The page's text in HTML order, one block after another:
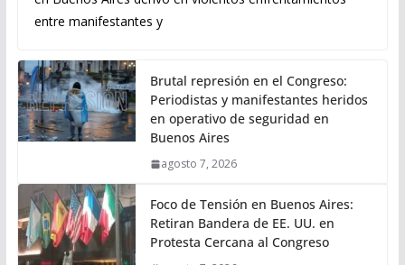
entre manifestantes y
Brutal represión en el Congreso:
Periodistas y manifestantes heridos
en operativo de seguridad en
Buenos Aires
agosto 7, 2026
Foco de Tensión en Buenos Aires:
Retiran Bandera de EE. UU. en
Protesta Cercana al Congreso